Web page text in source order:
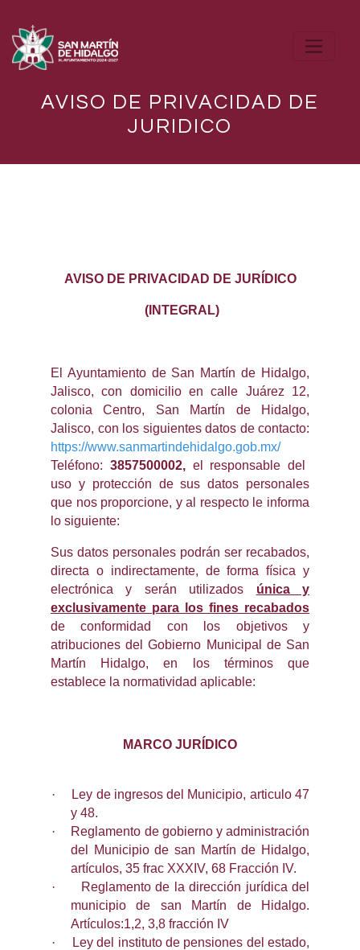
AVISO DE PRIVACIDAD DE
JURIDICO
AVISO DE PRIVACIDAD DE JURÍDICO
(INTEGRAL)
El Ayuntamiento de San Martín de Hidalgo,
Jalisco, con domicilio en calle Juárez 12,
colonia Centro, San Martín de Hidalgo,
Jalisco, con los siguientes datos de contacto:
https://www.sanmartindehidalgo.gob.mx/
Teléfono: 3857500002, el responsable del
uso y protección de sus datos personales
que nos proporcione, y al respecto le informa
lo siguiente:
Sus datos personales podrán ser recabados,
directa o indirectamente, de forma física y
electrónica y serán utilizados única y
exclusivamente para los fines recabados
de conformidad con los objetivos y
atribuciones del Gobierno Municipal de San
Martín Hidalgo, en los términos que
establece la normatividad aplicable:
MARCO JURÍDICO
·
Ley de ingresos del Municipio, articulo 47
y 48.
·
Reglamento de gobierno y administración
del Municipio de san Martín de Hidalgo,
artículos, 35 frac XXXIV, 68 Fracción IV.
·
Reglamento de la dirección jurídica del
municipio de san Martín de Hidalgo.
Artículos:1,2, 3,8 fracción IV
·
Ley del instituto de pensiones del estado,